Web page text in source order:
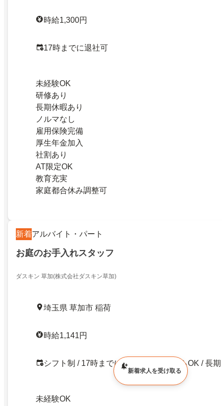
時給1,300円
17時までに退社可
未経験OK
研修あり
長期休暇あり
ノルマなし
雇用保険完備
厚生年金加入
社割あり
AT限定OK
教育充実
家庭都合休み調整可
新着アルバイト・パート
お庭のお手入れスタッフ
ダスキン 草加(株式会社ダスキン草加)
埼玉県 草加市 稲荷
時給1,141円
シフト制 / 17時までに退社可 / 週1日からOK / 長期
未経験OK
新着求人を受け取る